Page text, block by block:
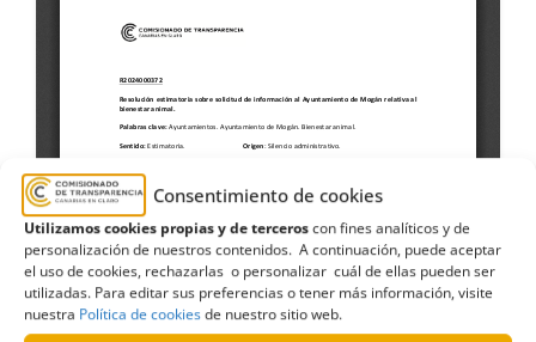
Consentimiento de cookies
Utilizamos cookies propias y de terceroscon fines analíticos y de
personalización de nuestros contenidos. A continuación, puede aceptar
el uso de cookies, rechazarlas o personalizar cuál de ellas pueden ser
utilizadas. Para editar sus preferencias o tener más información, visite
nuestra Política de cookiesde nuestro sitio web.